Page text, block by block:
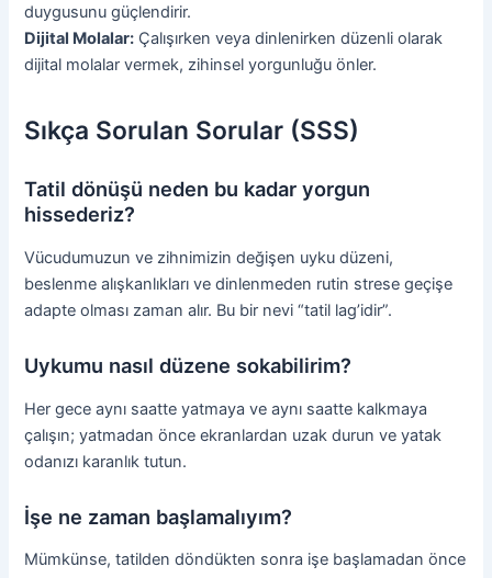
duygusunu güçlendirir.
Dijital Molalar: Çalışırken veya dinlenirken düzenli olarak
dijital molalar vermek, zihinsel yorgunluğu önler.
Sıkça Sorulan Sorular (SSS)
Tatil dönüşü neden bu kadar yorgun
hissederiz?
Vücudumuzun ve zihnimizin değişen uyku düzeni,
beslenme alışkanlıkları ve dinlenmeden rutin strese geçişe
adapte olması zaman alır. Bu bir nevi “tatil lag’idir”.
Uykumu nasıl düzene sokabilirim?
Her gece aynı saatte yatmaya ve aynı saatte kalkmaya
çalışın; yatmadan önce ekranlardan uzak durun ve yatak
odanızı karanlık tutun.
İşe ne zaman başlamalıyım?
Mümkünse, tatilden döndükten sonra işe başlamadan önce